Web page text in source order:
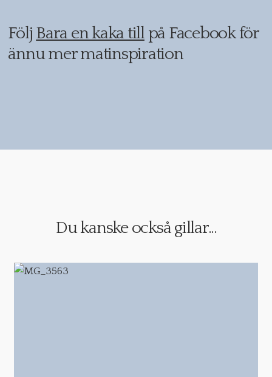
Följ Bara en kaka tillpå Facebook för
ännu mer matinspiration
Du kanske också gillar...